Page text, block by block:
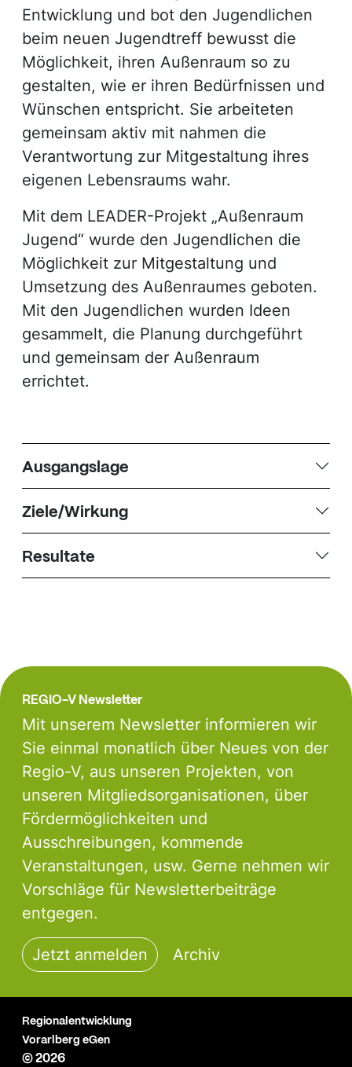
Entwicklung und bot den Jugendlichen
beim neuen Jugendtreff bewusst die
Möglichkeit, ihren Außenraum so zu
gestalten, wie er ihren Bedürfnissen und
Wünschen entspricht. Sie arbeiteten
gemeinsam aktiv mit nahmen die
Verantwortung zur Mitgestaltung ihres
eigenen Lebensraums wahr.
Mit dem LEADER-Projekt „Außenraum
Jugend“ wurde den Jugendlichen die
Möglichkeit zur Mitgestaltung und
Umsetzung des Außenraumes geboten.
Mit den Jugendlichen wurden Ideen
gesammelt, die Planung durchgeführt
und gemeinsam der Außenraum
errichtet.
Ausgangslage
Ziele/Wirkung
Resultate
REGIO-V Newsletter
Mit unserem Newsletter informieren wir
Sie einmal monatlich über Neues von der
Regio-V, aus unseren Projekten, von
unseren Mitgliedsorganisationen, über
Fördermöglichkeiten und
Ausschreibungen, kommende
Veranstaltungen, usw. Gerne nehmen wir
Vorschläge für Newsletterbeiträge
entgegen.
Jetzt anmelden Archiv
Regionalentwicklung
Vorarlberg eGen
© 2026